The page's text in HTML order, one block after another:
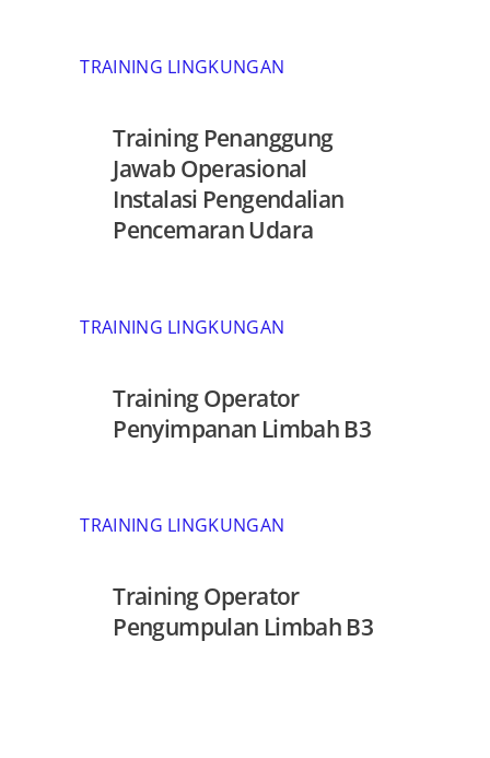
TRAINING LINGKUNGAN
Training Penanggung
Jawab Operasional
Instalasi Pengendalian
Pencemaran Udara
TRAINING LINGKUNGAN
Training Operator
Penyimpanan Limbah B3
TRAINING LINGKUNGAN
Training Operator
Pengumpulan Limbah B3